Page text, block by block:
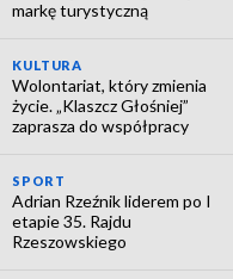
markę turystyczną
KULTURA
Wolontariat, który zmienia
życie. „Klaszcz Głośniej”
zaprasza do współpracy
SPORT
Adrian Rzeźnik liderem po I
etapie 35. Rajdu
Rzeszowskiego